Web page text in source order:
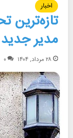
اخبار
تازه‌ترین
مدیر
۲۸ مرداد, ۱۴۰۴ ۰